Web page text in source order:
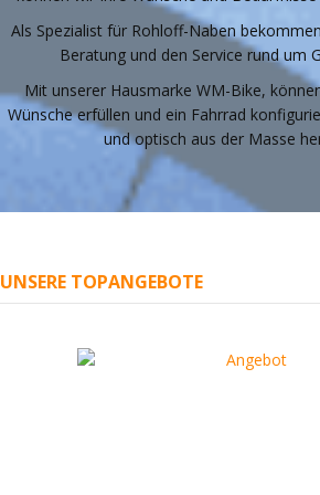
Als Spezialist für Rohloff-Naben
Beratung und den Service rund um
Mit unserer Hausmarke WM-Bike,
Wünsche erfüllen und ein Fahrrad
und optisch aus der Masse
UNSERE TOPANGEBOTE